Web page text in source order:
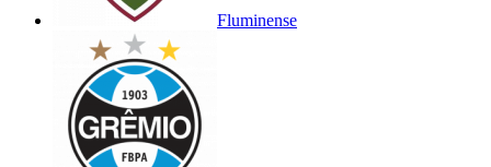
Fluminense